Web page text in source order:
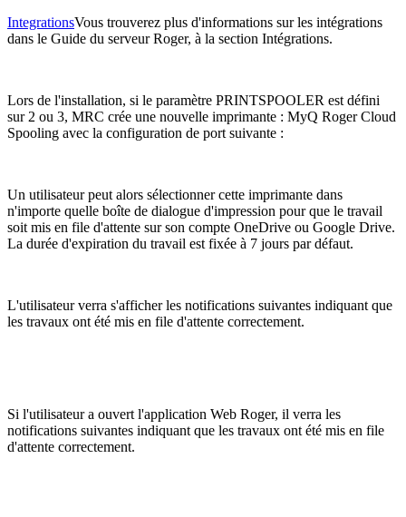
IntegrationsVous trouverez plus d'informations sur les intégrations
dans le Guide du serveur Roger, à la section Intégrations.
Lors de l'installation, si le paramètre PRINTSPOOLER est défini
sur 2 ou 3, MRC crée une nouvelle imprimante : MyQ Roger Cloud
Spooling avec la configuration de port suivante :
Un utilisateur peut alors sélectionner cette imprimante dans
n'importe quelle boîte de dialogue d'impression pour que le travail
soit mis en file d'attente sur son compte OneDrive ou Google Drive.
La durée d'expiration du travail est fixée à 7 jours par défaut.
L'utilisateur verra s'afficher les notifications suivantes indiquant que
les travaux ont été mis en file d'attente correctement.
Si l'utilisateur a ouvert l'application Web Roger, il verra les
notifications suivantes indiquant que les travaux ont été mis en file
d'attente correctement.